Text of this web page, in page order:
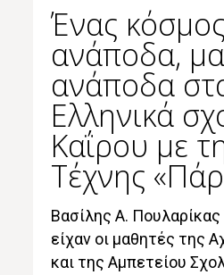
Ένας κόσμος
ανάποδα,
ανάποδα
Ελληνικά
Καΐρου με
Τέχνης
Βασίλης Α.
είχαν οι μαθητές της
και της Αμπετείου